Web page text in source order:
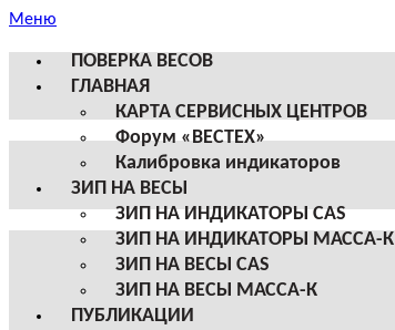
Меню
ПОВЕРКА ВЕСОВ
ГЛАВНАЯ
КАРТА СЕРВИСНЫХ ЦЕНТРОВ
Форум «ВЕСТЕХ»
Калибровка индикаторов
ЗИП НА ВЕСЫ
ЗИП НА ИНДИКАТОРЫ CAS
ЗИП НА ИНДИКАТОРЫ МАССА-К
ЗИП НА ВЕСЫ CAS
ЗИП НА ВЕСЫ МАССА-К
ПУБЛИКАЦИИ